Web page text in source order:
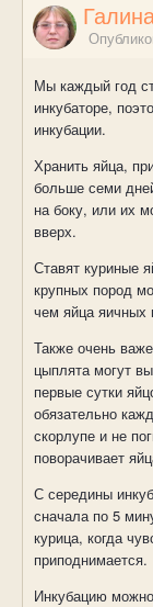
Мы каждый год
инкубаторе,
инкубации.
Хранить яйца,
больше семи
на боку, или их
вверх.
Ставят куриные
крупных пород
чем яйца яичных
Также очень
цыплята могут
первые сутки
обязательно
скорлупе и не
поворачивает
С середины
сначала по 5
курица, когда
приподнимается.
Инкубацию